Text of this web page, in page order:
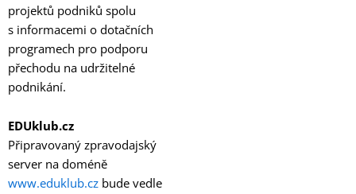
projektů podniků spolu
s informacemi o dotačních
programech pro podporu
přechodu na udržitelné
podnikání.
EDUklub.cz
Připravovaný zpravodajský
server na doméně
www.eduklub.cz bude vedle